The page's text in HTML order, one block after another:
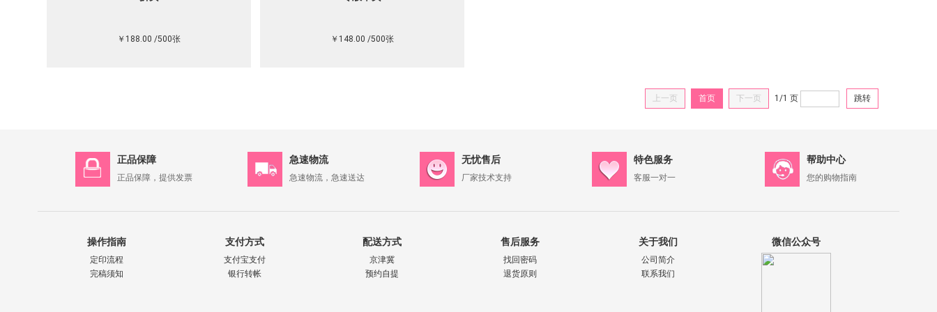
￥188.00 /500张 ￥148.00 /500张
上一页 首页 下一页 1/1 页 跳转
正品保障
正品保障，提供发票
急速物流
急速物流，急速送达
无忧售后
厂家技术支持
特色服务
客服一对一
帮助中心
您的购物指南
操作指南
定印流程
完稿须知
支付方式
支付宝支付
银行转帐
配送方式
京津冀
预约自提
售后服务
找回密码
退货原则
关于我们
公司简介
联系我们
微信公众号